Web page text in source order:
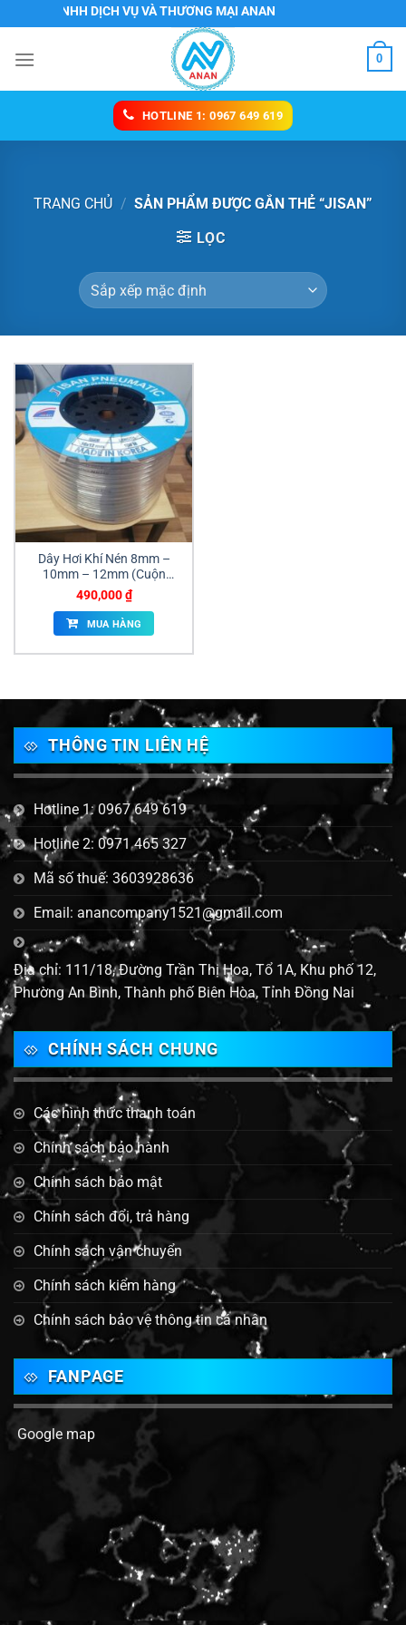
đến
nội
TY TNHH DỊCH VỤ VÀ THƯƠNG MẠI ANAN
0
HOTLINE 1: 0967 649 619
TRANG CHỦ / SẢN PHẨM ĐƯỢC GẮN THẺ “JISAN”
LỌC
Dây Hơi Khí Nén 8mm –
10mm – 12mm (Cuộn
100m)
490,000₫
MUA HÀNG
THÔNG TIN LIÊN HỆ
Hotline 1: 0967 649 619
Hotline 2: 0971 465 327
Mã số thuế: 3603928636
Email: anancompany1521@gmail.com
Địa chỉ: 111/18, Đường Trần Thị Hoa, Tổ 1A, Khu phố 12,
Phường An Bình, Thành phố Biên Hòa, Tỉnh Đồng Nai
CHÍNH SÁCH CHUNG
Các hình thức thanh toán
Chính sách bảo hành
Chính sách bảo mật
Chính sách đổi, trả hàng
Chính sách vận chuyển
Chính sách kiểm hàng
Chính sách bảo vệ thông tin cá nhân
FANPAGE
Google map